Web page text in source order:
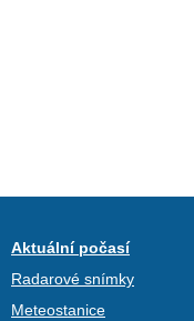
Aktuální počasí
Radarové snímky
Meteostanice